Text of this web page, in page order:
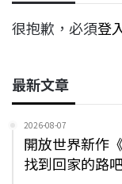
很抱歉，必須登
最新文章
2026-08-07
開放世界新作
找到回家的路